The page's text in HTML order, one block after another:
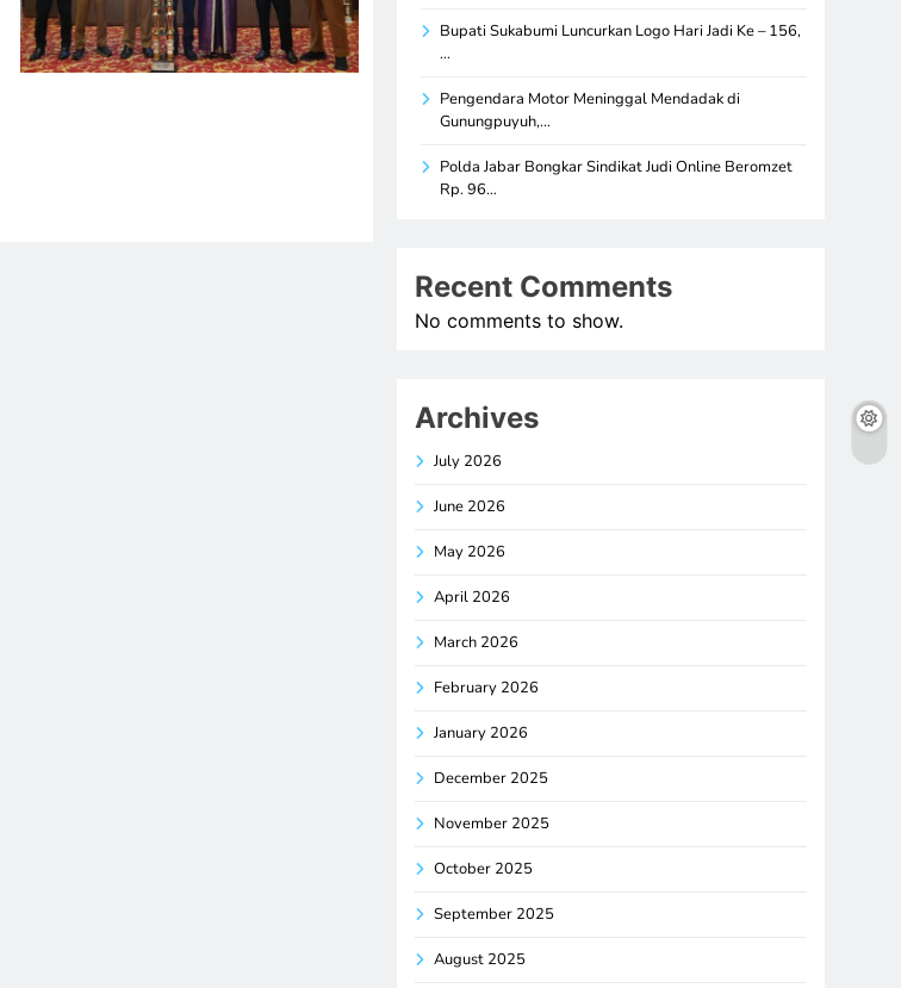
Bupati Sukabumi Luncurkan Logo Hari Jadi Ke – 156,
…
Pengendara Motor Meninggal Mendadak di
Gunungpuyuh,…
Polda Jabar Bongkar Sindikat Judi Online Beromzet
Rp. 96…
Recent Comments
No comments to show.
Archives
July 2026
June 2026
May 2026
April 2026
March 2026
February 2026
January 2026
December 2025
November 2025
October 2025
September 2025
August 2025